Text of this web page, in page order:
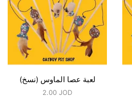
لعبة عصا الماوس (نسخ)
2.00 JOD